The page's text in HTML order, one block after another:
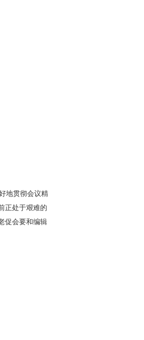
地贯彻会议精
正处于艰难的
促会要和编辑